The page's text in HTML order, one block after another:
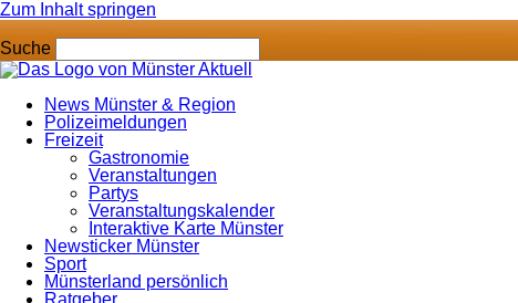
Zum Inhalt springen
Suche
News Münster & Region
Polizeimeldungen
Freizeit
Gastronomie
Veranstaltungen
Partys
Veranstaltungskalender
Interaktive Karte Münster
Newsticker Münster
Sport
Münsterland persönlich
Ratgeber